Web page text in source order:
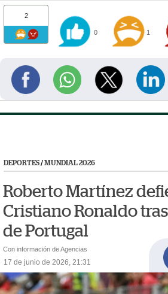
2
0 1
DEPORTES/MUNDIAL 2026
Roberto Martínez
Cristiano Ronaldo
de Portugal
Con información de Agencias
17 de junio de 2026, 21:31